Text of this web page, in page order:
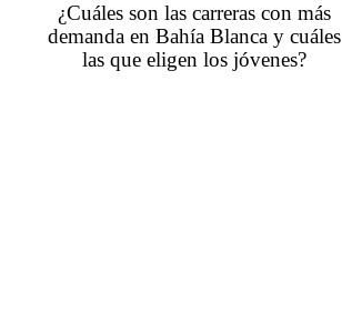
¿Cuáles son las carreras con más
demanda en Bahía Blanca y cuáles
las que eligen los jóvenes?